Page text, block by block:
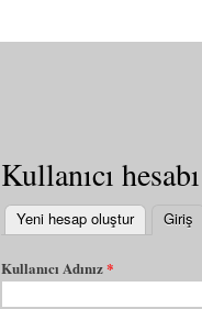
Kullanıcı hesabı
Yeni hesap oluştur Giriş
Kullanıcı Adınız*